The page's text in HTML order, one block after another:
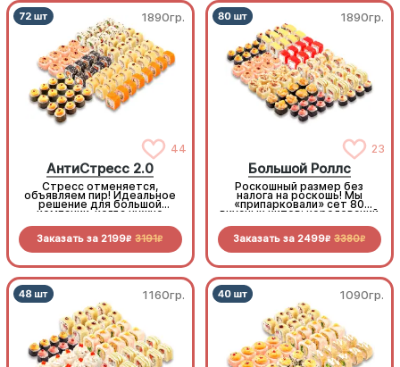
1890гр.
44
АнтиСтресс 2.0
Стресс отменяется,
объявляем пир! Идеальное
решение для большой
компании, когда нужно
выгодно
Заказать за 2199R 3191R
1890гр.
23
Большой Роллс
Роскошный размер без
налога на роскошь! Мы
«припарковали» сет 80
вкусных хитов: королевский
нежная курочка, снежный
краб… список начинок
Заказать за 2499R 3380R
1160гр. 1090гр.